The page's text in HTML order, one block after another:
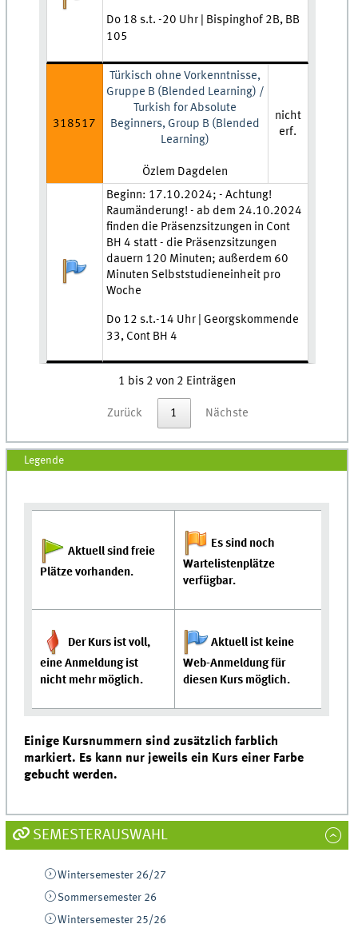
Do 18 s.t. -20 Uhr | Bispinghof 2B, BB
105
318517
Türkisch ohne Vorkenntnisse,
Gruppe B (Blended Learning) /
Turkish for Absolute
Beginners, Group B (Blended
Learning)
Lehrkraft:
Özlem Dagdelen
nicht
erf.
Anmeldestatus:
Zeit und Ort:
Beginn: 17.10.2024; - Achtung!
Raumänderung! - ab dem 24.10.2024
finden die Präsenzsitzungen in Cont
BH 4 statt - die Präsenzsitzungen
dauern 120 Minuten; außerdem 60
Minuten Selbststudieneinheit pro
Woche
Do 12 s.t.-14 Uhr | Georgskommende
33, Cont BH 4
1 bis 2 von 2 Einträgen
Zurück 1 Nächste
Legende
Aktuell sind freie
Plätze vorhanden.
Es sind noch
Wartelistenplätze
verfügbar.
Der Kurs ist voll,
eine Anmeldung ist
nicht mehr möglich.
Aktuell ist keine
Web-Anmeldung für
diesen Kurs möglich.
Einige Kursnummern sind zusätzlich farblich
markiert. Es kann nur jeweils ein Kurs einer Farbe
gebucht werden.
SEMESTERAUSWAHL
Wintersemester 26/27
Sommersemester 26
Wintersemester 25/26